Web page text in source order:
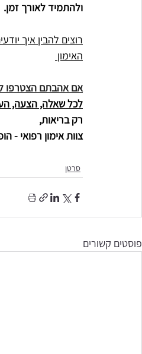
ולהתמיד לאורך זמן.
רוצים להבין איך
האימון
אם אהבתם הצטרפו
לכל שאלה, הצעה,
רק בריאות,
צוות אימון רפואי -
סרטן
פוסטים קשורים